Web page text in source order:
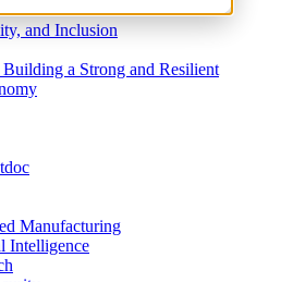
and Inclusion
a Strong and Resilient
Manufacturing
Intelligence